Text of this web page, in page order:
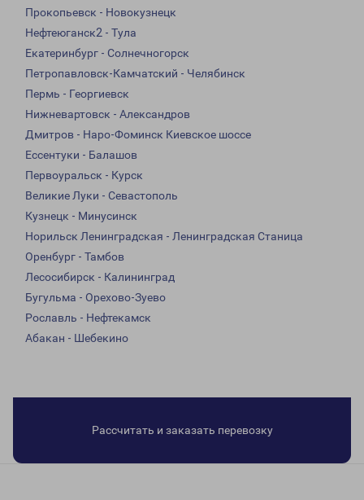
Прокопьевск - Новокузнецк
Нефтеюганск2 - Тула
Екатеринбург - Солнечногорск
Петропавловск-Камчатский - Челябинск
Пермь - Георгиевск
Нижневартовск - Александров
Дмитров - Наро-Фоминск Киевское шоссе
Ессентуки - Балашов
Первоуральск - Курск
Великие Луки - Севастополь
Кузнецк - Минусинск
Норильск Ленинградская - Ленинградская Станица
Оренбург - Тамбов
Лесосибирск - Калининград
Бугульма - Орехово-Зуево
Рославль - Нефтекамск
Абакан - Шебекино
Рассчитать и заказать перевозку